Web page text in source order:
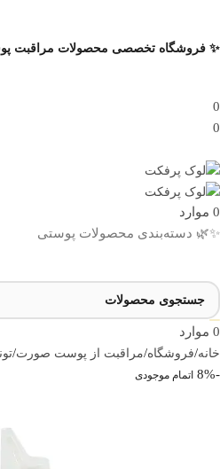
✨ فروشگاه تخصصی محصولات مراقبت
0
0
0 موارد
✨🌿 دسته‌بندی محصولات پوستی
0 موارد
خانه/فروشگاه/مراقبت از پوست صورت/
-8%
اتمام موجودی